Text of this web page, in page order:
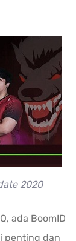
2020
ada BoomID
penting dan